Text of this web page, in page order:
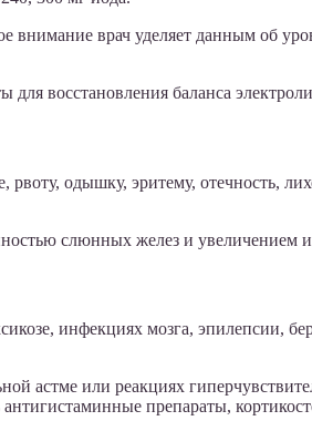
врач уделяет данным об
восстановления баланса
рвоту, одышку, эритему, отечность,
слюнных желез и увеличением
инфекциях мозга, эпилепсии,
астме или реакциях
препараты,